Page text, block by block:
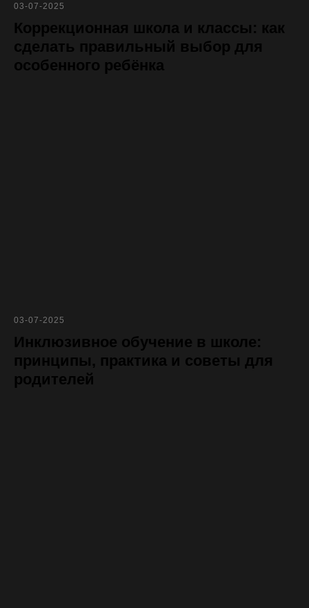
03-07-2025
Коррекционная школа и классы: как
сделать правильный выбор для
особенного ребёнка
03-07-2025
Инклюзивное обучение в школе:
принципы, практика и советы для
родителей